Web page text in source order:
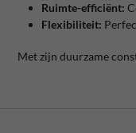
Ruimte-efficiënt:
Flexibiliteit:
Met zijn duurzame